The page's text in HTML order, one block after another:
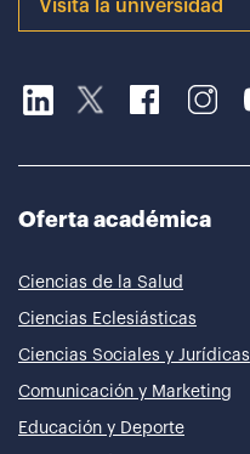
Visita la universidad
Oferta académica
Ciencias de la Salud
Ciencias Eclesiásticas
Ciencias Sociales y Jurídicas
Comunicación y Marketing
Educación y Deporte